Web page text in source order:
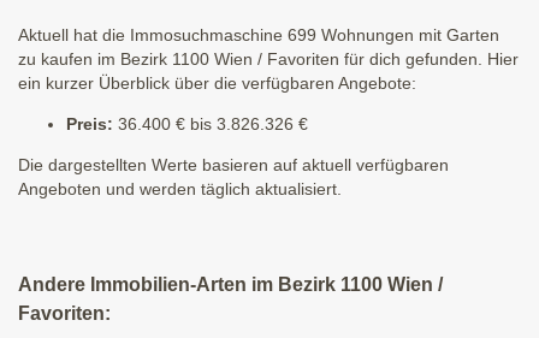
Aktuell hat die Immosuchmaschine 699 Wohnungen mit Garten
zu kaufen im Bezirk 1100 Wien / Favoriten für dich gefunden. Hier
ein kurzer Überblick über die verfügbaren Angebote:
Preis: 36.400 € bis 3.826.326 €
Die dargestellten Werte basieren auf aktuell verfügbaren
Angeboten und werden täglich aktualisiert.
Andere Immobilien-Arten im Bezirk 1100 Wien /
Favoriten: